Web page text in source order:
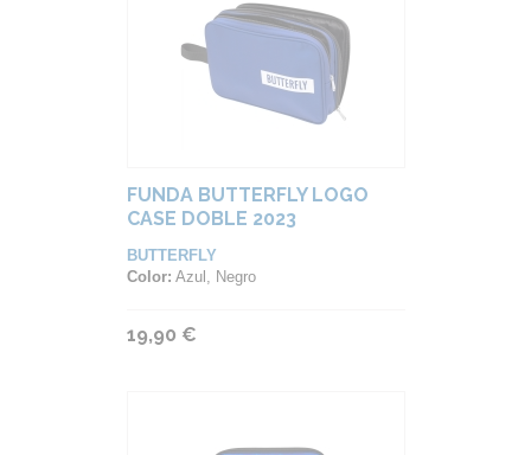
FUNDA BUTTERFLY LOGO
CASE DOBLE 2023
BUTTERFLY
Color: Azul, Negro
19,90 €